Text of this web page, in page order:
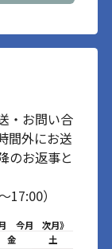
・お問い合
間外にお送
のお返事と
17:00）
今月
次月》
金 土